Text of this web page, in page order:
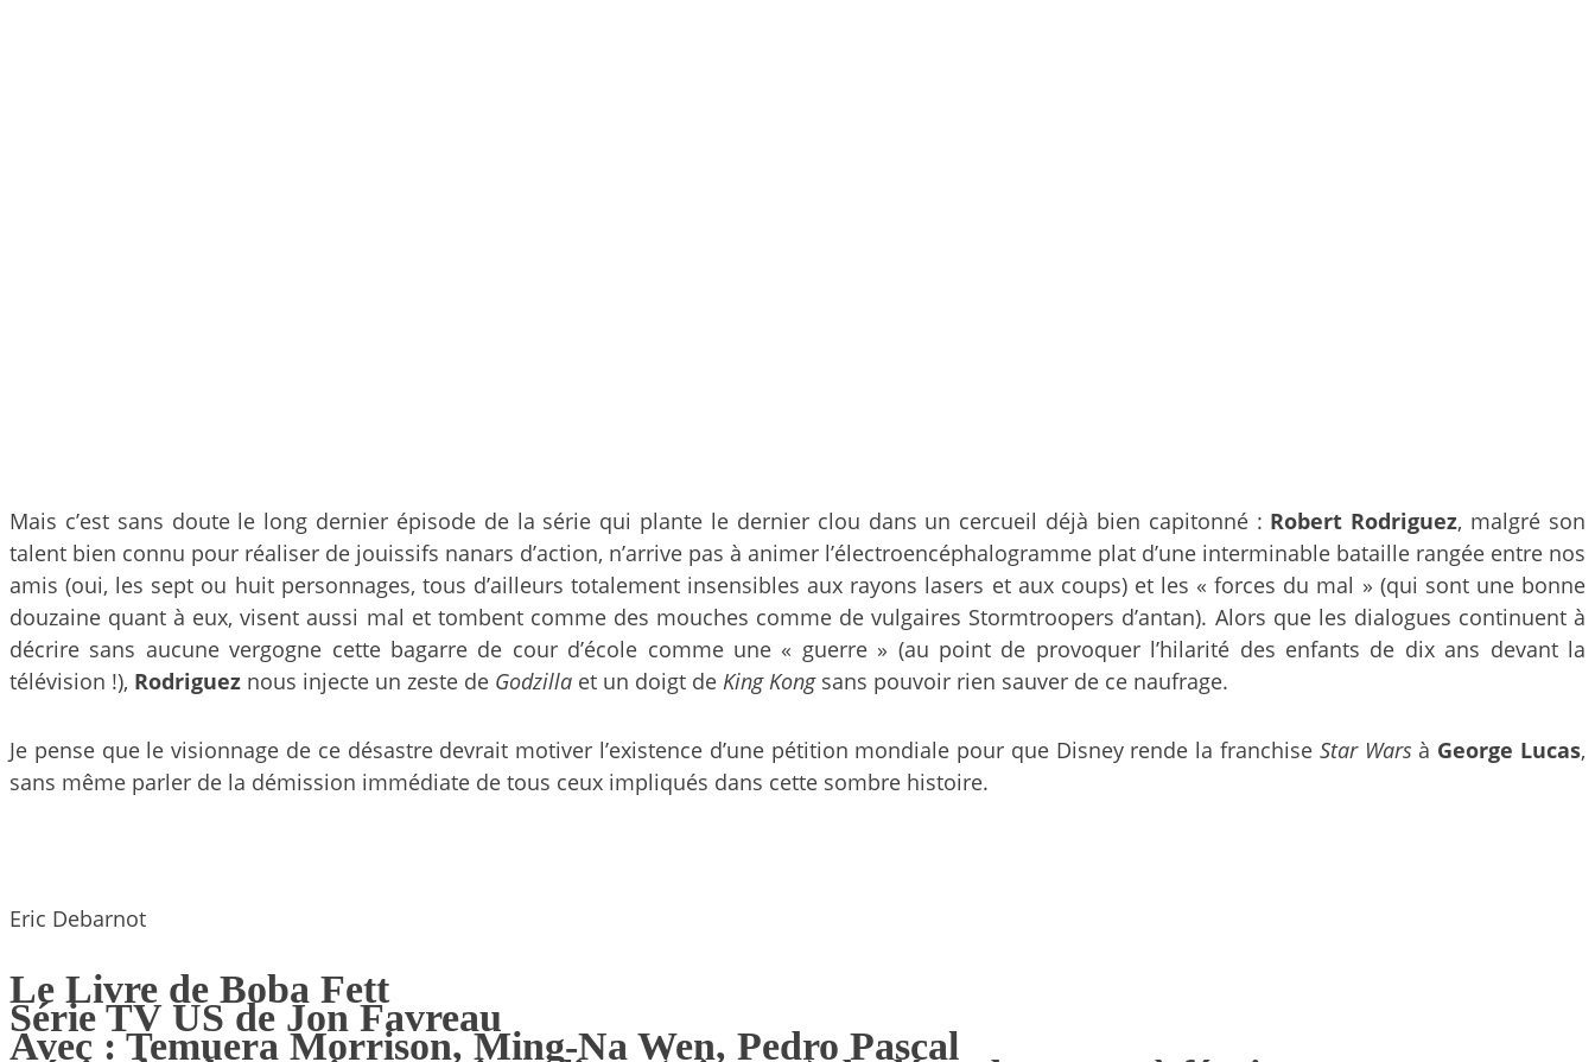
Mais c’est sans doute le long dernier épisode de la série qui plante le dernier clou dans un cercueil déjà bien capitonné : Robert Rodriguez, malgré son
talent bien connu pour réaliser de jouissifs nanars d’action, n’arrive pas à animer l’électroencéphalogramme plat d’une interminable bataille rangée entre nos
amis (oui, les sept ou huit personnages, tous d’ailleurs totalement insensibles aux rayons lasers et aux coups) et les « forces du mal » (qui sont une bonne
douzaine quant à eux, visent aussi mal et tombent comme des mouches comme de vulgaires Stormtroopers d’antan). Alors que les dialogues continuent à
décrire sans aucune vergogne cette bagarre de cour d’école comme une « guerre » (au point de provoquer l’hilarité des enfants de dix ans devant la
télévision !), Rodriguez nous injecte un zeste de Godzilla et un doigt de King Kongsans pouvoir rien sauver de ce naufrage.
Je pense que le visionnage de ce désastre devrait motiver l’existence d’une pétition mondiale pour que Disney rende la franchise Star Wars à George Lucas,
sans même parler de la démission immédiate de tous ceux impliqués dans cette sombre histoire.
Eric Debarnot
Le Livre de Boba Fett
Série TV US de Jon Favreau
Avec : Temuera Morrison, Ming-Na Wen, Pedro Pascal